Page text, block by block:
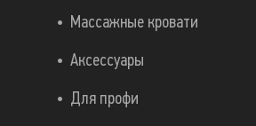
Массажные кровати
Аксессуары
Для профи